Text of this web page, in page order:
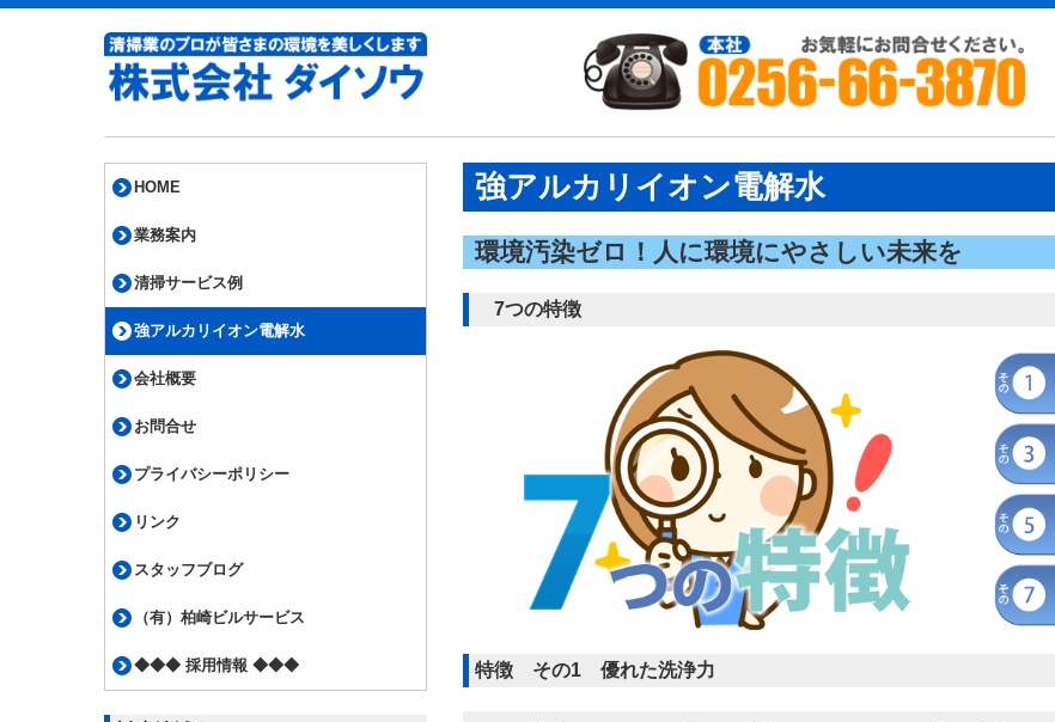
HOME
業務案内
清掃サービス例
強アルカリイオン電解水
会社概要
お問合せ
プライバシーポリシー
リンク
スタッフブログ
（有）柏崎ビルサービス
◆◆◆ 採用情報 ◆◆◆
強アルカリイオン電解水
環境汚染ゼロ！人に環境にやさしい未来を
7つの特徴
特徴 その1 優れた洗浄力